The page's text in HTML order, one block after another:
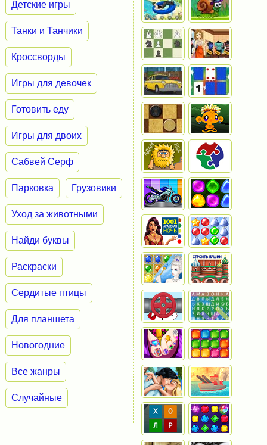
Детские игры
Танки и Танчики
Кроссворды
Игры для девочек
Готовить еду
Игры для двоих
Сабвей Серф
Парковка Грузовики
Уход за животными
Найди буквы
Раскраски
Сердитые птицы
Для планшета
Новогодние
Все жанры
Случайные